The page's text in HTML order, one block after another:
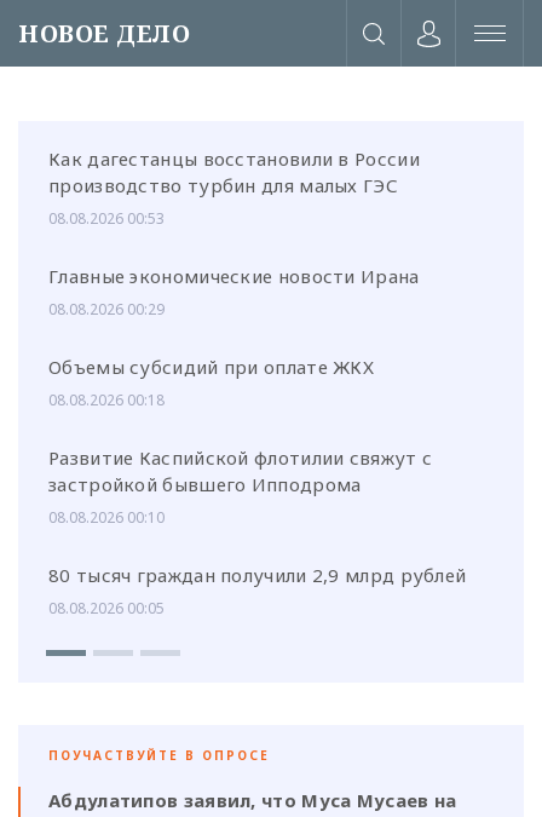
НОВОЕ ДЕЛО
или через соц. сети
Как дагестанцы восстановили в России
производство турбин для малых ГЭС
08.08.2026 00:53
Главные экономические новости Ирана
08.08.2026 00:29
Объемы субсидий при оплате ЖКХ
08.08.2026 00:18
Развитие Каспийской флотилии свяжут с
застройкой бывшего Ипподрома
08.08.2026 00:10
80 тысяч граждан получили 2,9 млрд рублей
08.08.2026 00:05
ПОУЧАСТВУЙТЕ В ОПРОСЕ
Абдулатипов заявил, что Муса Мусаев на